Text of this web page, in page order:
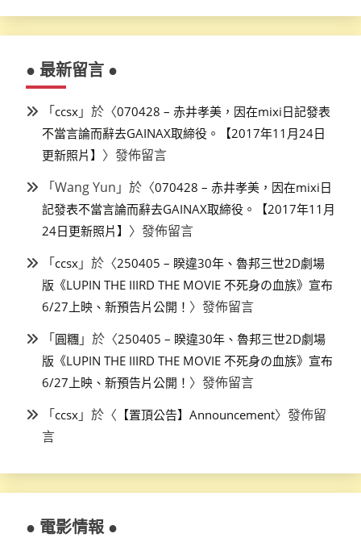
● 最新留言 ●
「ccsx 」於〈070428 – 赤井孝美，因在mixi日記發表
不當言論而辭去GAINAX取締役。【2017年11月24日
更新照片】 〉發佈留言
「Wang Yun 」於〈070428 – 赤井孝美，因在mixi日
記發表不當言論而辭去GAINAX取締役。【2017年11月
24日更新照片】 〉發佈留言
「ccsx 」於〈250405 – 睽違30年、魯邦三世2D劇場
版《LUPIN THE IIIRD THE MOVIE 不死身の血族》宣布
6/27上映、新預告片公開！ 〉發佈留言
「圓糰 」於〈250405 – 睽違30年、魯邦三世2D劇場
版《LUPIN THE IIIRD THE MOVIE 不死身の血族》宣布
6/27上映、新預告片公開！ 〉發佈留言
「ccsx 」於〈 【置頂公告】Announcement〉發佈留
言
● 電影情報 ●